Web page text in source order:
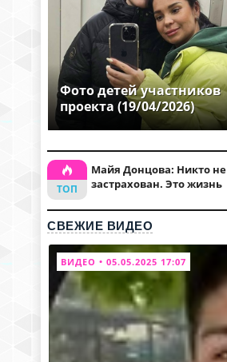
Фото детей участников
проекта (19/04/2026)
Майя Донцова: Никто не
застрахован. Это жизнь
СВЕЖИЕ ВИДЕО
ВИДЕО • 05.05.2025 17:07